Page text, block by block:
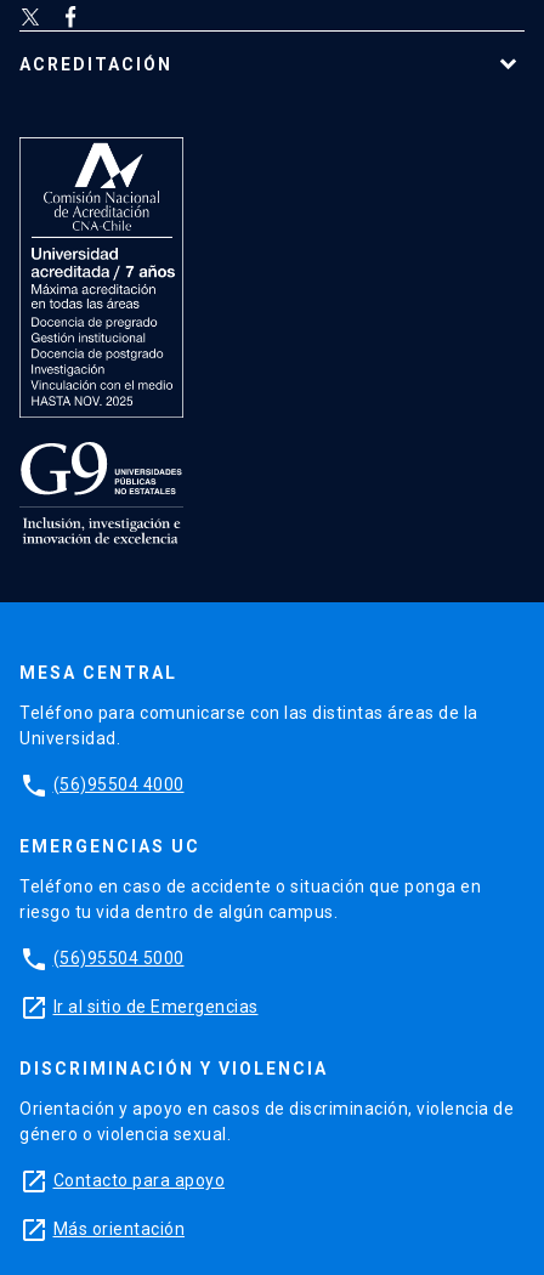
ACREDITACIÓN
MESA CENTRAL
Teléfono para comunicarse con las distintas áreas de la
Universidad.
phone (56)95504 4000
EMERGENCIAS UC
Teléfono en caso de accidente o situación que ponga en
riesgo tu vida dentro de algún campus.
phone (56)95504 5000
launch Ir al sitio de Emergencias
DISCRIMINACIÓN Y VIOLENCIA
Orientación y apoyo en casos de discriminación, violencia de
género o violencia sexual.
launch Contacto para apoyo
launch Más orientación